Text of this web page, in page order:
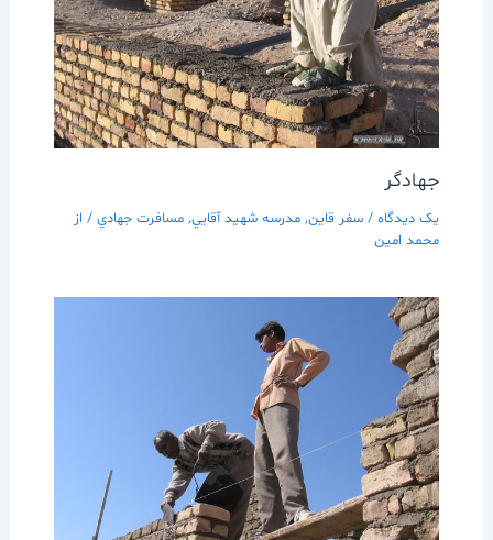
جهادگر
یک دیدگاه / سفر قاين, مدرسه شهيد آقايي, مسافرت جهادي/ از
محمد امین